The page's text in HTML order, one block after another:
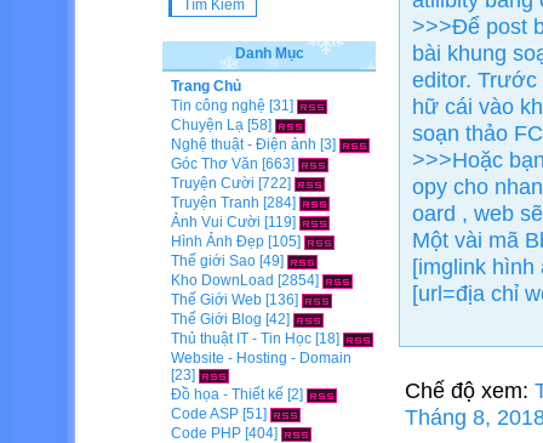
>>>Để post
bài khung
editor. Trước
hữ cái vào
soạn thảo
>>>Hoặc
opy cho
oard , web
Một vài mã
[imglink hình
[url=địa chỉ
Chế độ xem:
Tháng 8,
Danh Mục
Trang Chủ
Tin công nghệ [31]
Chuyện Lạ [58]
Nghệ thuật - Điện ảnh [3]
Góc Thơ Văn [663]
Truyện Cười [722]
Truyện Tranh [284]
Ảnh Vui Cười [119]
Hình Ảnh Đẹp [105]
Thế giới Sao [49]
Kho DownLoad [2854]
Thế Giới Web [136]
Thế Giới Blog [42]
Thủ thuật IT - Tin Học [18]
Website - Hosting - Domain
[23]
Đồ họa - Thiết kế [2]
Code ASP [51]
Code PHP [404]